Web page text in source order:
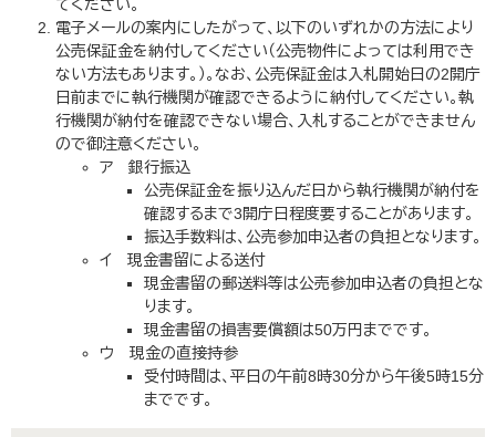
てください。
電子メールの案内にしたがって、以下のいずれかの方法により
公売保証金を納付してください（公売物件によっては利用でき
ない方法もあります。）。なお、公売保証金は入札開始日の2開庁
日前までに執行機関が確認できるように納付してください。執
行機関が納付を確認できない場合、入札することができません
ので御注意ください。
ア 銀行振込
公売保証金を振り込んだ日から執行機関が納付を
確認するまで3開庁日程度要することがあります。
振込手数料は、公売参加申込者の負担となります。
イ 現金書留による送付
現金書留の郵送料等は公売参加申込者の負担とな
ります。
現金書留の損害要償額は50万円までです。
ウ 現金の直接持参
受付時間は、平日の午前8時30分から午後5時15分
までです。